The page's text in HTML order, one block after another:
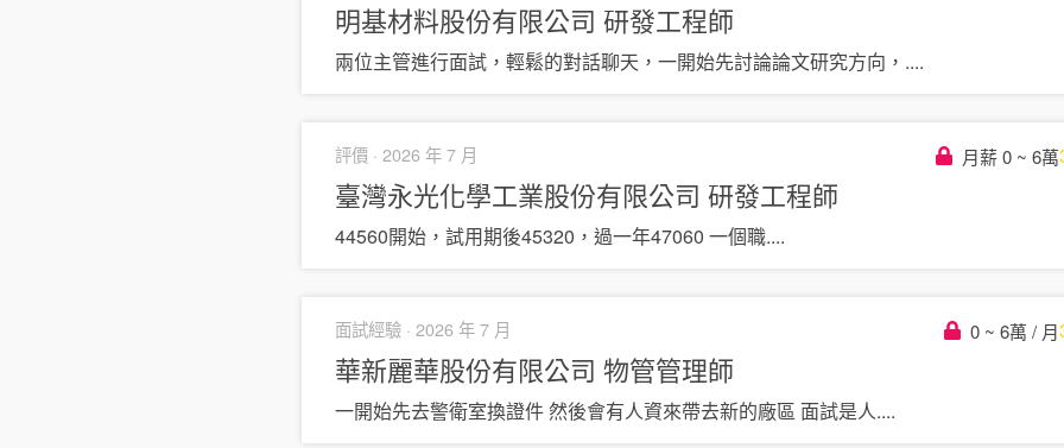
明基材料股份有限公司 研發工程師
兩位主管進行面試，輕鬆的對話聊天，一開始先討論論文研究方向， ....
評價 · 2026 年 7 月 月薪 0 ~ 6萬
臺灣永光化學工業股份有限公司 研發工程師
44560開始，試用期後45320，過一年47060 一個職....
面試經驗 · 2026 年 7 月 0 ~ 6萬 / 月
華新麗華股份有限公司 物管管理師
一開始先去警衛室換證件 然後會有人資來帶去新的廠區 面試是人....